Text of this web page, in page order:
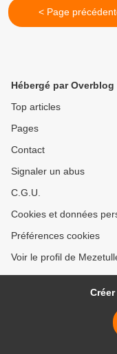
< Page
Hébergé par Overblog
Top articles
Pages
Contact
Signaler un abus
C.G.U.
Cookies et données
Préférences cookies
Voir le profil de